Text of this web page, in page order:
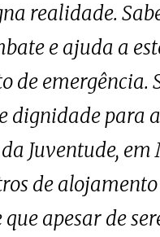
realidade.
e ajuda a
de emergência.
dignidade para
Juventude,
de
apesar de